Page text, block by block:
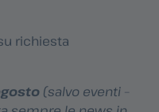
richiesta
(salvo eventi –